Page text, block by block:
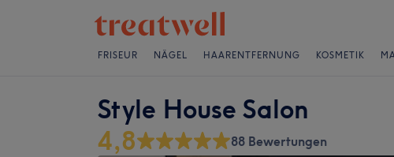
FRISEUR NÄGEL HAARENTFERNUNG KOSMETIK
Style House Salon
4,8 88 Bewertungen